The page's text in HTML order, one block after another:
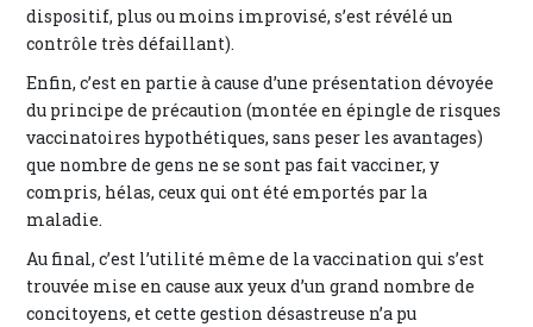
dispositif, plus ou moins improvisé, s’est révélé un
contrôle très défaillant).
Enfin, c’est en partie à cause d’une présentation dévoyée
du principe de précaution (montée en épingle de risques
vaccinatoires hypothétiques, sans peser les avantages)
que nombre de gens ne se sont pas fait vacciner, y
compris, hélas, ceux qui ont été emportés par la
maladie.
Au final, c’est l’utilité même de la vaccination qui s’est
trouvée mise en cause aux yeux d’un grand nombre de
concitoyens, et cette gestion désastreuse n’a pu